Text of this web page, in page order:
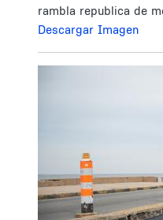
rambla republica de
Descargar Imagen